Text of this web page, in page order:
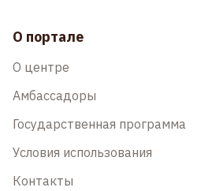
О портале
О центре
Амбассадоры
Государственная программа
Условия использования
Контакты